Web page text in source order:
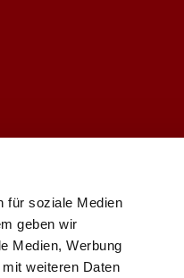
für soziale Medien
geben wir
Medien, Werbung
weiteren Daten